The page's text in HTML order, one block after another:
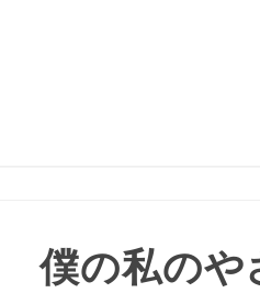
僕の私の